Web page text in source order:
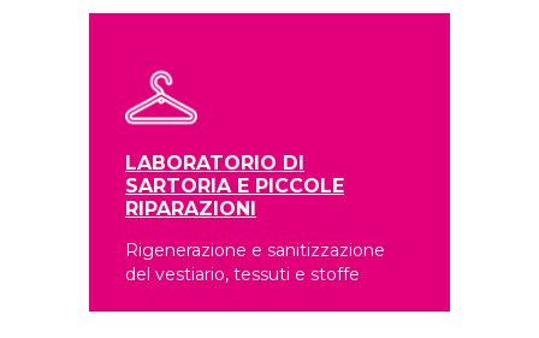
LABORATORIO DI
SARTORIA E PICCOLE
RIPARAZIONI
Rigenerazione e sanitizzazione
del vestiario, tessuti e stoffe